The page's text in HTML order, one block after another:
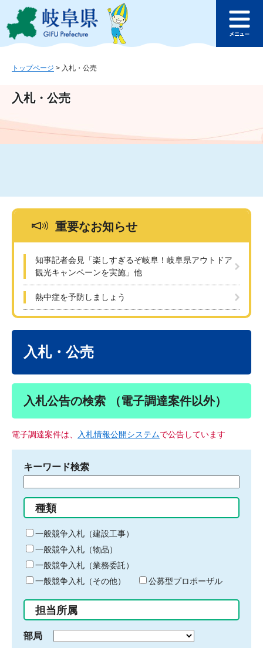
ジ
ュ
文
このページの本文へ
ュ
トップページ > 入札・公売
入札・公売
重要なお知らせ
知事記者会見「楽しすぎるぞ岐阜！岐阜県アウトドア
観光キャンペーンを実施」他
熱中症を予防しましょう
入札・公売
入札公告の検索 （電子調達案件以外）
電子調達案件は、 入札情報公開システムで公告しています
キーワード検索
る
キ
ー
ワ
ー
ド
入
力
種類
一般競争入札（建設工事）
一般競争入札（物品）
一般競争入札（業務委託）
一般競争入札（その他）
公募型プロポーザル
担当所属
部局